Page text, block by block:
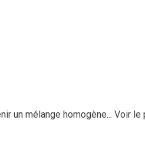
un mélange homogène... Voir le